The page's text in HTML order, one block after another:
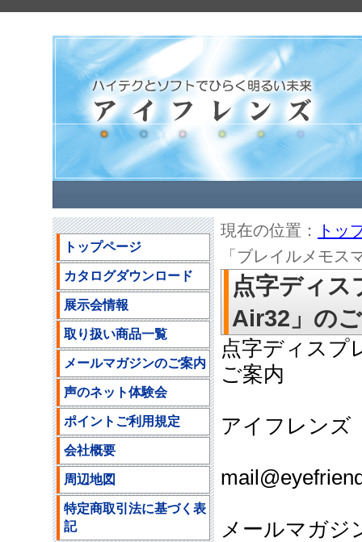
現在の位置：
トッ
「ブレイルメモ
点字ディス
Air32」の
点字ディスプ
ご案内
アイフレン
メールマガジ
トップページ
カタログダウンロード
展示会情報
取り扱い商品一覧
メールマガジンのご案内
声のネット体験会
ポイントご利用規定
会社概要
周辺地図
特定商取引法に基づく表
記